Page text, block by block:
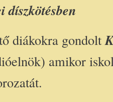
diákokra gondolt
amikor